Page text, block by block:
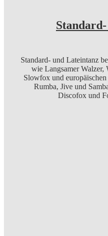
Standard- und Lateintanz
wie Langsamer Walzer,
Slowfox und
Rumba, Jive und
Discofox und